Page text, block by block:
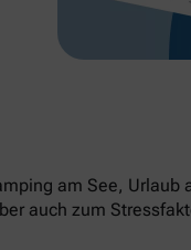
am See, Urlaub
auch zum